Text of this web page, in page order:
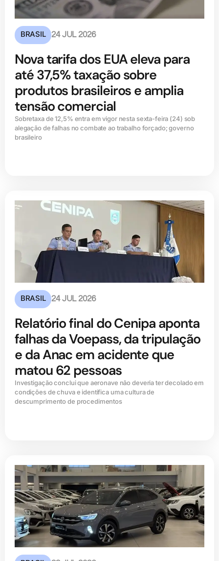
BRASIL 24 JUL 2026
Nova tarifa dos EUA eleva para
até 37,5% taxação sobre
produtos brasileiros e amplia
tensão comercial
Sobretaxa de 12,5% entra em vigor nesta sexta-feira (24) sob
alegação de falhas no combate ao trabalho forçado; governo
brasileiro
BRASIL 24 JUL 2026
Relatório final do Cenipa aponta
falhas da Voepass, da tripulação
e da Anac em acidente que
matou 62 pessoas
Investigação conclui que aeronave não deveria ter decolado em
condições de chuva e identifica uma cultura de
descumprimento de procedimentos